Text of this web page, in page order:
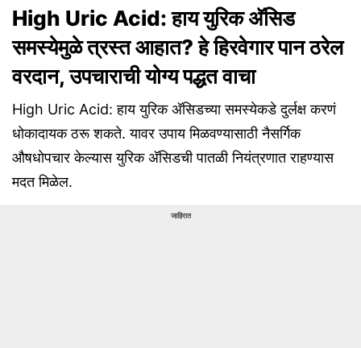
High Uric Acid: हाय युरिक अ‍ॅसिड
समस्येमुळे त्रस्त आहात? हे हिरवेगार पान ठरेल
वरदान, उपचाराची योग्य पद्धत वाचा
High Uric Acid: हाय युरिक अ‍ॅसिडच्या समस्येकडे दुर्लक्ष करणं
धोकादायक ठरू शकते. यावर उपाय मिळवण्यासाठी नैसर्गिक
औषधोपचार केल्यास युरिक अ‍ॅसिडची पातळी नियंत्रणात राहण्यास
मदत मिळेल.
जाहिरात